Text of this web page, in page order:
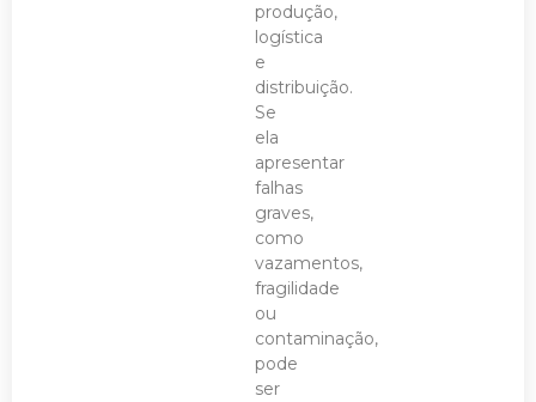
produção,
logística
e
distribuição.
Se
ela
apresentar
falhas
graves,
como
vazamentos,
fragilidade
ou
contaminação,
pode
ser